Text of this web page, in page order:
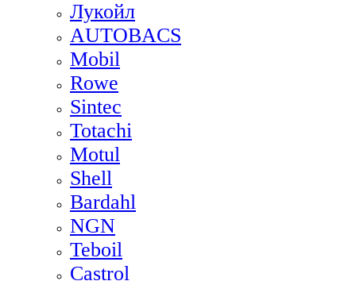
Лукойл
AUTOBACS
Mobil
Rowe
Sintec
Totachi
Motul
Shell
Bardahl
NGN
Teboil
Castrol